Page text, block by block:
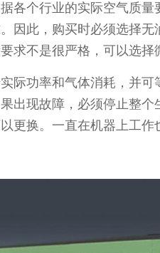
个行业的实际空气质量
因此，购买时必须选择
求不是很严格，可以选择
功率和气体消耗，并可
出现故障，必须停止整
更换。一直在机器上工作